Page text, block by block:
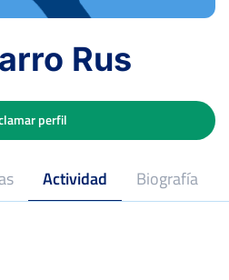
Rus
Actividad Biografía
perfil